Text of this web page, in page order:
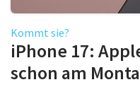
Kommt sie?
iPhone 17:
schon am